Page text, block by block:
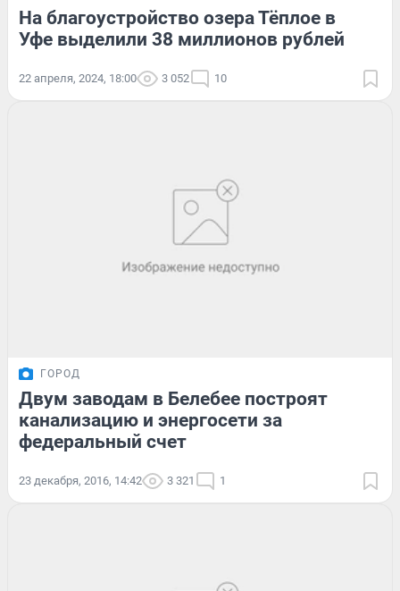
На благоустройство озера Тёплое в
Уфе выделили 38 миллионов рублей
22 апреля, 2024, 18:00 3 052 10
ГОРОД
Двум заводам в Белебее построят
канализацию и энергосети за
федеральный счет
23 декабря, 2016, 14:42 3 321 1